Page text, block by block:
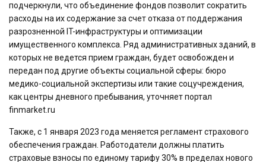
подчеркнули, что объединение фондов позволит сократить
расходы на их содержание за счет отказа от поддержания
разрозненной IT-инфраструктуры и оптимизации
имущественного комплекса. Ряд административных зданий, в
которых не ведется прием граждан, будет освобожден и
передан под другие объекты социальной сферы: бюро
медико-социальной экспертизы или такие соцучреждения,
как центры дневного пребывания, уточняет портал
finmarket.ru
Также, с 1 января 2023 года меняется регламент страхового
обеспечения граждан. Работодатели должны платить
страховые взносы по единому тарифу 30% в пределах нового